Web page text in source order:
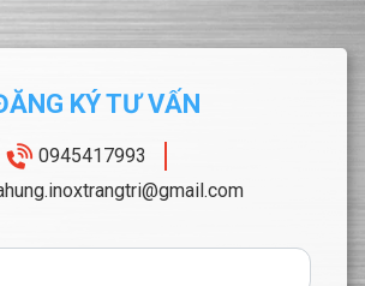
KÝ TƯ VẤN
0945417993